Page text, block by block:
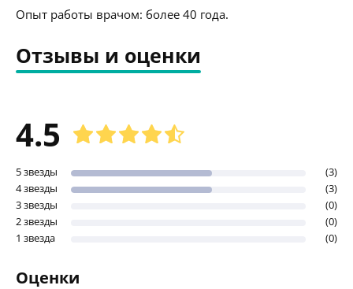
Опыт работы врачом: более 40 года.
Отзывы и оценки
4.5
5 звезды
(3)
4 звезды
(3)
3 звезды
(0)
2 звезды
(0)
1 звезда
(0)
Оценки